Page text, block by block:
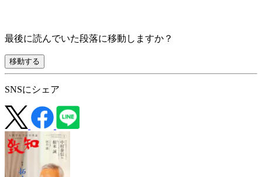
最後に読んでいた段落に移動しますか？
移動する
SNSにシェア